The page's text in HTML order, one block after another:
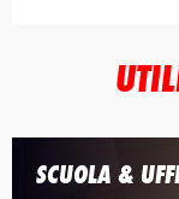
SCUOLA &